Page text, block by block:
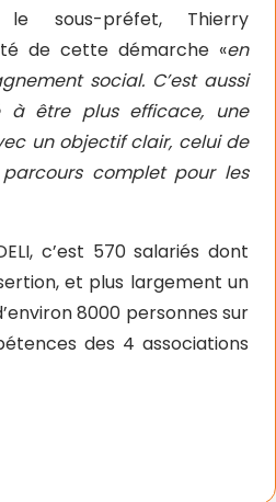
le sous-préfet, Thierry
de cette démarche «en
social. C’est aussi
à être plus efficace, une
un objectif clair, celui de
complet pour les
c’est 570 salariés dont
et plus largement un
8000 personnes sur
des 4 associations